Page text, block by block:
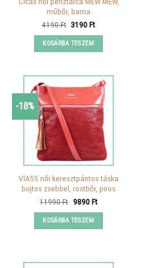
műbőr, barna
4190Ft Original
was:
4190 Ft.
3190FtCurrent
KOSÁRBA TESZEM
-18%
VIA55 női keresztpántos táska
bojtos zsebbel, rostbőr, piros
11990Ft Original
was:
11990 Ft.
9890FtCurrent
KOSÁRBA TESZEM